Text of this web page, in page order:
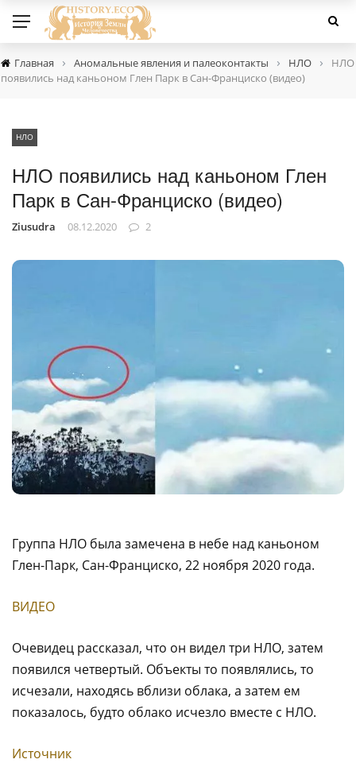
Главная › Аномальные явления и палеоконтакты › НЛО ›
НЛО
появились над каньоном Глен Парк в Сан-Франциско (видео)
НЛО
НЛО появились над каньоном Глен
Парк в Сан-Франциско (видео)
Ziusudra 08.12.2020 2
Группа НЛО была замечена в небе над каньоном
Глен-Парк, Сан-Франциско, 22 ноября 2020 года.
ВИДЕО
Очевидец рассказал, что он видел три НЛО, затем
появился четвертый. Объекты то появлялись, то
исчезали, находясь вблизи облака, а затем ем
показалось, будто облако исчезло вместе с НЛО.
Источник